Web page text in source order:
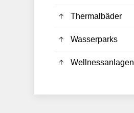
Thermalbäder
Wasserparks
Wellnessanlagen